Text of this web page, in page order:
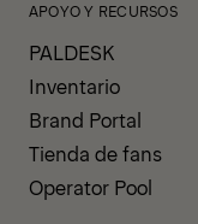
APOYO Y RECURSOS
PALDESK
Inventario
Brand Portal
Tienda de fans
Operator Pool